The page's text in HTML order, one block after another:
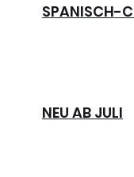
SPANISCH-
NEU AB JULI